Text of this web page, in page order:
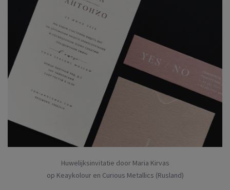
Huwelijksinvitatie door Maria Kirvas
op Keaykolour en Curious Metallics (Rusland)